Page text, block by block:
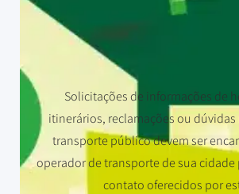
Solicitações de informações de
itinerários, reclamações ou dúvidas
transporte público devem ser
operador de transporte de sua cidade
contato oferecidos por